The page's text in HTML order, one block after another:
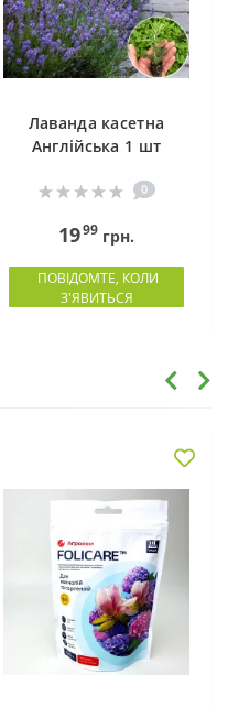
Лаванда касетна
Англійська 1 шт
0
1999 грн.
ПОВІДОМТЕ, КОЛИ
З'ЯВИТЬСЯ